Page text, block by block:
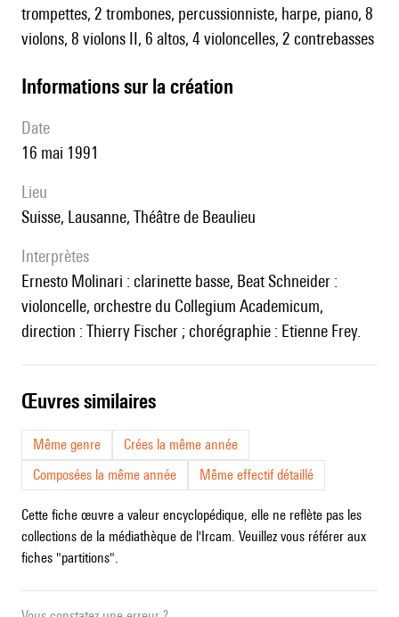
trompettes, 2 trombones, percussionniste, harpe, piano, 8
violons, 8 violons II, 6 altos, 4 violoncelles, 2 contrebasses
informations sur la création
date
16 mai 1991
lieu
Suisse, Lausanne, Théâtre de Beaulieu
interprètes
Ernesto Molinari : clarinette basse, Beat Schneider :
violoncelle, orchestre du Collegium Academicum,
direction : Thierry Fischer ; chorégraphie : Etienne Frey.
œuvres similaires
Même genre
Crées la même année
Composées la même année
Même effectif détaillé
Cette fiche œuvre a valeur encyclopédique, elle ne reflète pas les
collections de la médiathèque de l'Ircam. Veuillez vous référer aux
fiches "partitions".